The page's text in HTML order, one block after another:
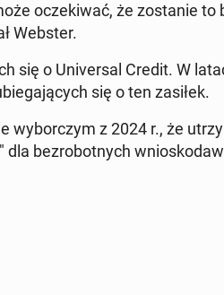
ocze­ki­wać, że zo­sta­nie to
Webster.
się o Uni­ver­sal Credit. W
się o ten zasiłek.
wy­bor­czym z 2024 r., że
bez­ro­bot­nych